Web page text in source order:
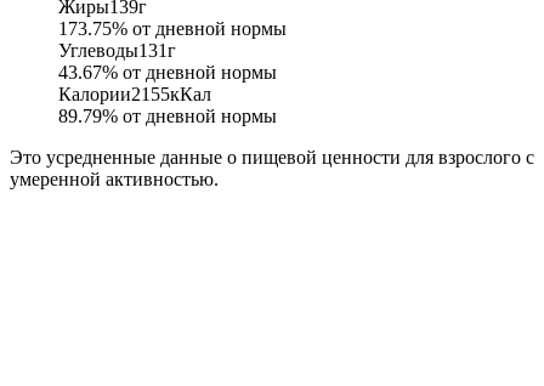
Жиры139г
173.75% от дневной нормы
Углеводы131г
43.67% от дневной нормы
Калории2155кКал
89.79% от дневной нормы
Это усредненные данные о пищевой ценности для взрослого с
умеренной активностью.